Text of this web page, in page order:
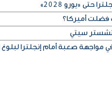
حتى «يورو 2028»
فضلت أميركا؟
سيتي